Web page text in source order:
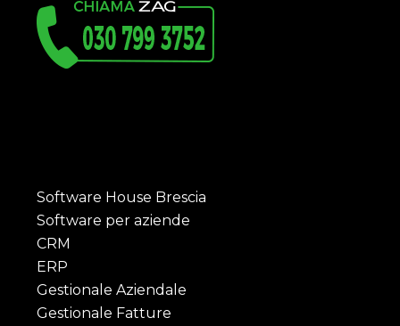
Software House Brescia
Software per aziende
CRM
ERP
Gestionale Aziendale
Gestionale Fatture